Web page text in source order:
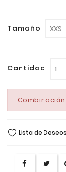
Tamaño
Cantidad
Lista de Deseos